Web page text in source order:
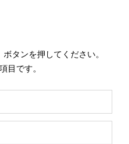
タンを押してください。
目です。